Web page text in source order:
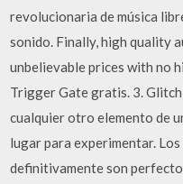
revolucionaria de música
sonido. Finally, high quality
unbelievable prices with no
Trigger Gate gratis. 3.
cualquier otro elemento de
lugar para experimentar.
definitivamente son